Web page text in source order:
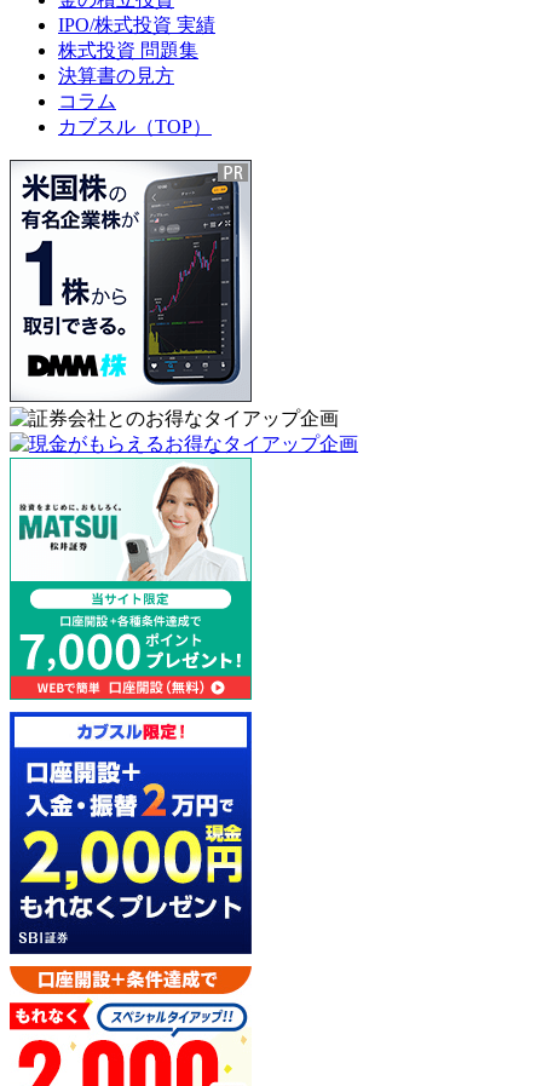
IPO/株式投資 実績
株式投資 問題集
決算書の見方
コラム
カブスル（TOP）